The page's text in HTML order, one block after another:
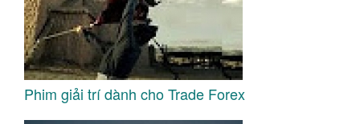
Phim giải trí dành cho Trade Forex